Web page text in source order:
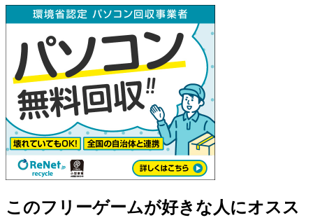
このフリーゲームが好きな人にオスス